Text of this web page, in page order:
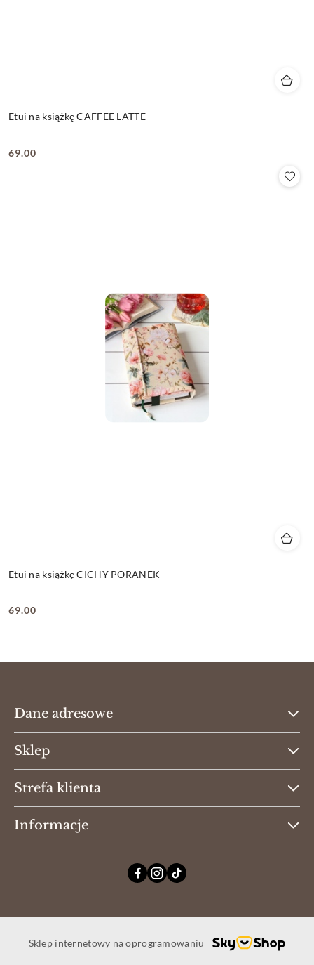
Etui na książkę CAFFEE LATTE
Cena:
69.00
Etui na książkę CICHY PORANEK
Cena:
69.00
Dane adresowe
Sklep
Strefa klienta
Informacje
Sklep internetowy na oprogramowaniu